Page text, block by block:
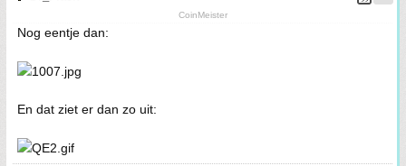
CoinMeister
Nog eentje dan:
En dat ziet er dan zo uit: